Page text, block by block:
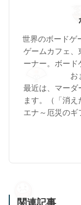
世界のボードゲ
ゲームカフェ、
ーナー。ボード
お
最近は、マーダ
ます。（「消
エナ～厄災のギ
関連記事